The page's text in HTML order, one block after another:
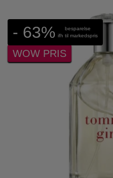
- 63%
besparelse
ifh til markedspris
WOW PRIS